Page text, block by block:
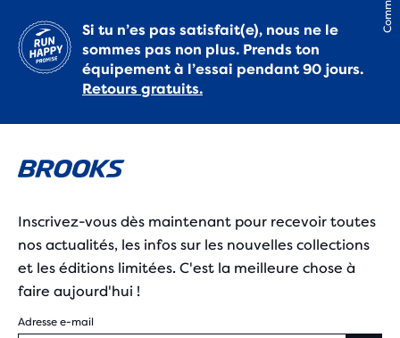
Si tu n’es pas satisfait(e), nous ne le
sommes pas non plus. Prends ton
équipement à l’essai pendant 90 jours.
Retours gratuits.
Inscrivez-vous dès maintenant pour recevoir toutes
nos actualités, les infos sur les nouvelles collections
et les éditions limitées. C'est la meilleure chose à
faire aujourd'hui !
Adresse e-mail